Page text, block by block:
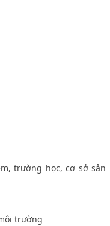
trường học, cơ sở sản
trường